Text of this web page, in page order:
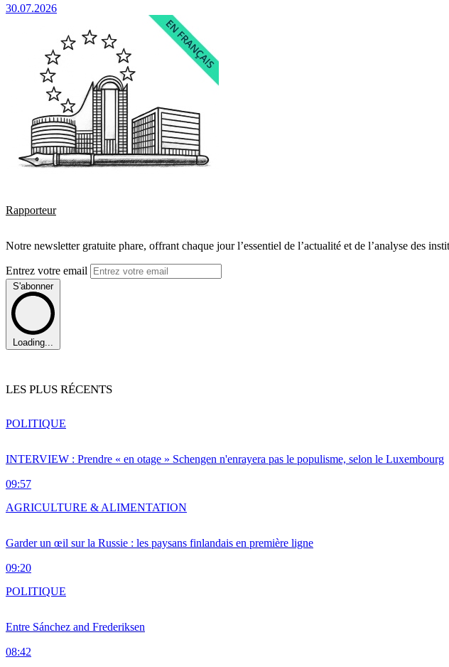
30.07.2026
Rapporteur
Notre newsletter gratuite phare, offrant chaque jour l’essentiel de l’actualité et de l’analyse des
Entrez votre email
S'abonner
Loading...
LES PLUS RÉCENTS
INTERVIEW : Prendre « en otage » Schengen n'enrayera pas le populisme, selon le Luxembourg
09:57
POLITIQUE
Garder un œil sur la Russie : les paysans finlandais en première ligne
09:20
AGRICULTURE & ALIMENTATION
Entre Sánchez and Frederiksen
08:42
POLITIQUE